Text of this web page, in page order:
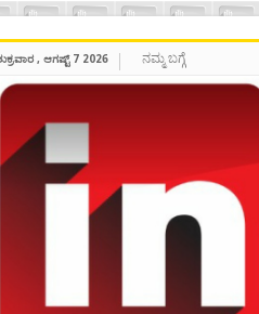
, ಆಗಷ್ಟ್ 7 2026 ನಮ್ಮ ಬಗ್ಗೆ